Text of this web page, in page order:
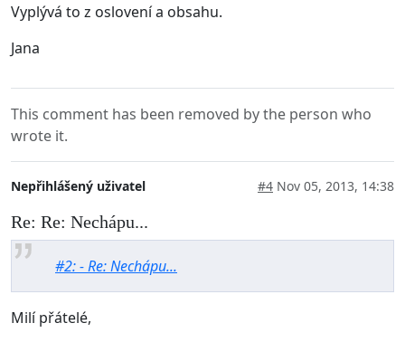
Vyplývá to z oslovení a obsahu.
Jana
This comment has been removed by the person who
wrote it.
Nepřihlášený uživatel #4 Nov 05, 2013, 14:38
Re: Re: Nechápu...
#2: - Re: Nechápu...
Milí přátelé,